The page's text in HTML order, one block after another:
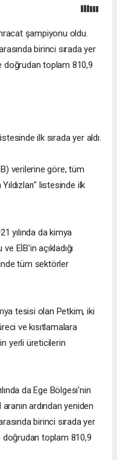
şampiyonu oldu.
birinci sırada yer
doğrudan toplam 810,9
ilk sırada yer aldı.
verilerine göre, tüm
listesinde ilk
yılında da kimya
EİB'in açıkladığı
tüm sektörler
tesisi olan Petkim, iki
ve kısıtlamalara
yerli üreticilerin
da Ege Bölgesi'nin
ardından yeniden
birinci sırada yer
doğrudan toplam 810,9